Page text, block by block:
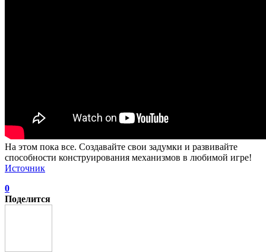
На этом пока все. Создавайте свои задумки и развивайте
способности конструирования механизмов в любимой игре!
Источник
0
Поделится